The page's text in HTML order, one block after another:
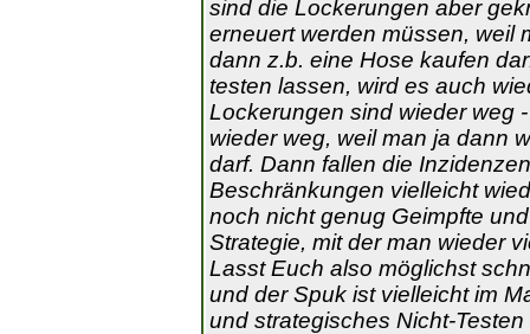
sind die Lockerungen aber
erneuert werden müssen, weil
dann z.b. eine Hose kaufen
testen lassen, wird es auch
Lockerungen sind wieder weg
wieder weg, weil man ja dann
darf. Dann fallen die
Beschränkungen vielleicht
noch nicht genug Geimpfte
Strategie, mit der man wieder
Lasst Euch also möglichst
und der Spuk ist vielleicht im
und strategisches Nicht-